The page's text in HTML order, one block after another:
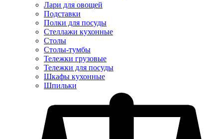
Лари для овощей
Подставки
Полки для посуды
Стеллажи кухонные
Столы
Столы-тумбы
Тележки грузовые
Тележки для посуды
Шкафы кухонные
Шпильки